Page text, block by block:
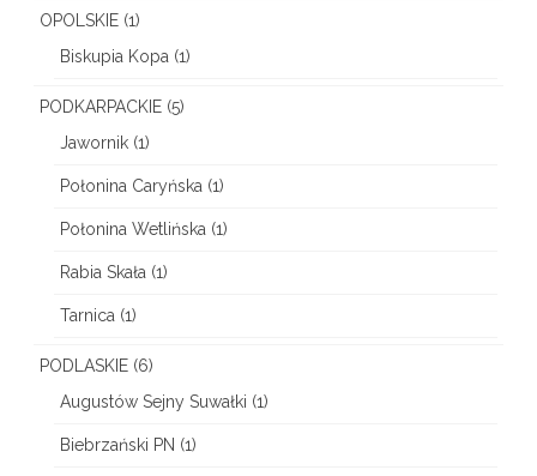
OPOLSKIE (1)
Biskupia Kopa (1)
PODKARPACKIE (5)
Jawornik (1)
Połonina Caryńska (1)
Połonina Wetlińska (1)
Rabia Skała (1)
Tarnica (1)
PODLASKIE (6)
Augustów Sejny Suwałki (1)
Biebrzański PN (1)